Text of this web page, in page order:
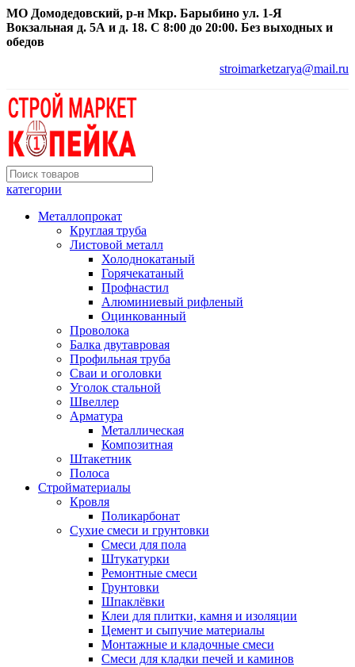
МО Домодедовский, р-н Мкр. Барыбино ул. 1-Я
Вокзальная д. 5А и д. 18. С 8:00 до 20:00. Без выходных и
обедов
stroimarketzarya@mail.ru
категории
Металлопрокат
Круглая труба
Листовой металл
Холоднокатаный
Горячекатаный
Профнастил
Алюминиевый рифленый
Оцинкованный
Проволока
Балка двутавровая
Профильная труба
Сваи и оголовки
Уголок стальной
Швеллер
Арматура
Металлическая
Композитная
Штакетник
Полоса
Стройматериалы
Кровля
Поликарбонат
Сухие смеси и грунтовки
Смеси для пола
Штукатурки
Ремонтные смеси
Грунтовки
Шпаклёвки
Клеи для плитки, камня и изоляции
Цемент и сыпучие материалы
Монтажные и кладочные смеси
Смеси для кладки печей и каминов